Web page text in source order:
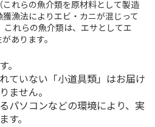
れらの魚介類を原材料として製造
漁法によりエビ・カニが混じって
これらの魚介類は、エサとしてエ
あります。
ていない「小道具類」はお届け
ません。
パソコンなどの環境により、実
す。